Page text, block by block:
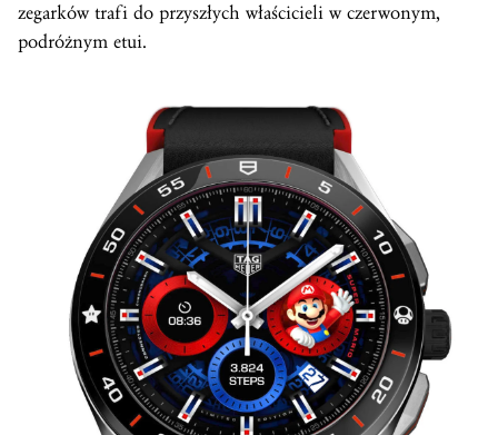
zegarków trafi do przyszłych właścicieli w czerwonym,
podróżnym etui.